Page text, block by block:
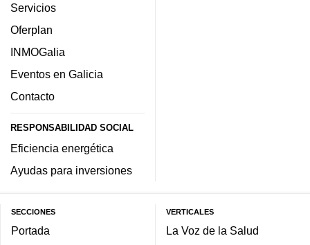
Servicios
Oferplan
INMOGalia
Eventos en Galicia
Contacto
RESPONSABILIDAD SOCIAL
Eficiencia energética
Ayudas para inversiones
SECCIONES
Portada
VERTICALES
La Voz de la Salud